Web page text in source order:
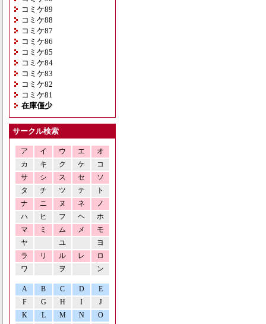
コミケ89
コミケ88
コミケ87
コミケ86
コミケ85
コミケ84
コミケ83
コミケ82
コミケ81
在庫僅少
サークル検索
ア イ ウ エ
オ
カ
キ ク ケ
コ
サ
シ ス セ
ソ
タ
チ ツ テ
ト
ナ
ニ ヌ ネ
ノ
ハ
ヒ フ ヘ
ホ
マ
ミ ム メ
モ
ヤ
ユ
ヨ
ラ
リ ル レ
ロ
ワ
ヲ ン
A B C D
E
F
G H I
J
K
L M N O